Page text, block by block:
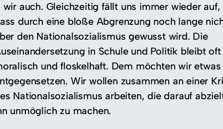
wir auch. Gleichzeitig fällt uns immer wieder auf,
durch eine bloße Abgrenzung noch lange
den Nationalsozialismus gewusst wird. Die
in Schule und Politik bleibt oft
und floskelhaft. Dem möchten wir etwas
Wir wollen zusammen an einer
Nationalsozialismus arbeiten, die darauf
unmöglich zu machen.